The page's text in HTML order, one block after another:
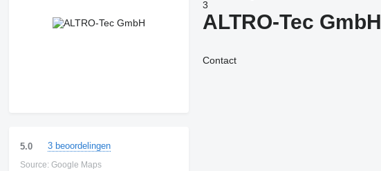
5.0 3 beoordelingen
Source: Google Maps
3
ALTRO-Tec GmbH
Contact